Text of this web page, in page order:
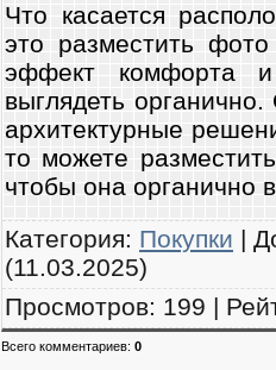
Что касается
это разместить
эффект комфорта
выглядеть
архитектурные
то можете
чтобы она органично
Категория: Покупки |
(11.03.2025)
Просмотров: 199 |
Всего комментариев: 0